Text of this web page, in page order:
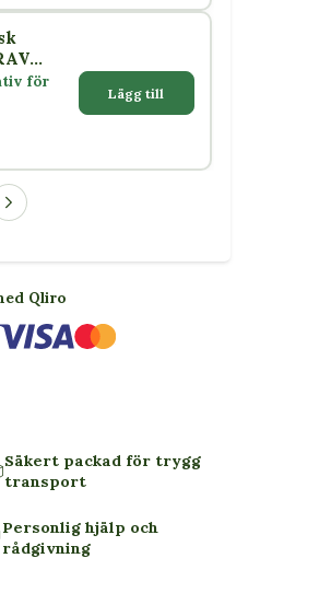
för
Lägg till
Qliro
Säkert packad för trygg
transport
Personlig hjälp och
rådgivning